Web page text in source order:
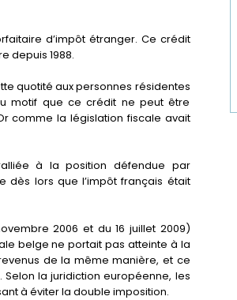
d’impôt étranger. Ce crédit
depuis 1988.
quotité aux personnes résidentes
motif que ce crédit ne peut être
comme la législation fiscale avait
à la position défendue par
dès lors que l’impôt français était
2006 et du 16 juillet 2009)
belge ne portait pas atteinte à la
de la même manière, et ce
Selon la juridiction européenne, les
à éviter la double imposition.